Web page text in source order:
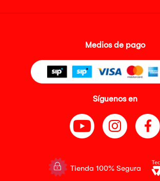
Medios de pago
Síguenos en
Tienda 100% Segura